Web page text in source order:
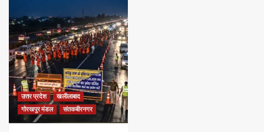
उत्तर प्रदेश
खलीलाबाद
गोरखपुर मंडल
संतकबीरनगर